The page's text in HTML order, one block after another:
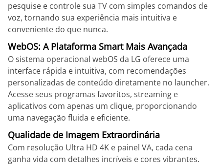
pesquise e controle sua TV com simples comandos de
voz, tornando sua experiência mais intuitiva e
conveniente do que nunca.
WebOS: A Plataforma Smart Mais Avançada
O sistema operacional webOS da LG oferece uma
interface rápida e intuitiva, com recomendações
personalizadas de conteúdo diretamente no launcher.
Acesse seus programas favoritos, streaming e
aplicativos com apenas um clique, proporcionando
uma navegação fluida e eficiente.
Qualidade de Imagem Extraordinária
Com resolução Ultra HD 4K e painel VA, cada cena
ganha vida com detalhes incríveis e cores vibrantes.